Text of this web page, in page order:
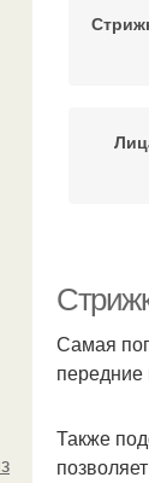
Самая
передние
Также